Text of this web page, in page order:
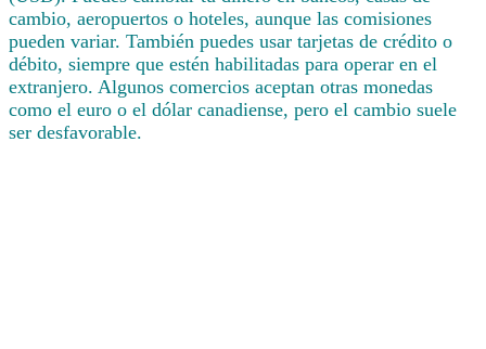
cambio, aeropuertos o hoteles, aunque las comisiones
pueden variar. También puedes usar tarjetas de crédito o
débito, siempre que estén habilitadas para operar en el
extranjero. Algunos comercios aceptan otras monedas
como el euro o el dólar canadiense, pero el cambio suele
ser desfavorable.